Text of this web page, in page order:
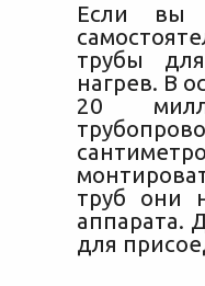
Если вы
трубы
нагрев. В
20
труб они
аппарата.
для